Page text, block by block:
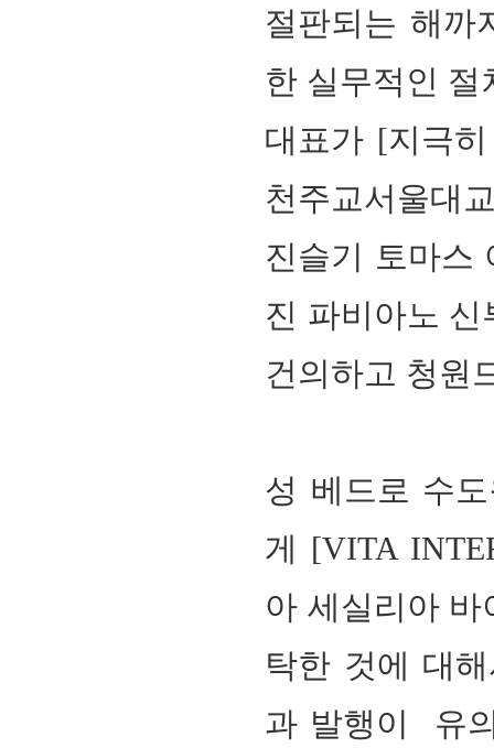
절판되는 해
한 실무적인 절
대표가 [지극
천주교서울대
진슬기 토마스
진 파비아노
건의하고 청원
성 베드로 수
게 [VITA
아 세실리아
탁한 것에 대
과 발행이 유